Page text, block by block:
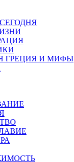
ГРЕЦИЯ И МИФЫ